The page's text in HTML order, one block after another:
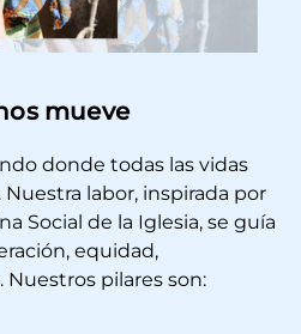
mueve
donde todas las vidas
labor, inspirada por
Social de la Iglesia, se guía
equidad,
pilares son: